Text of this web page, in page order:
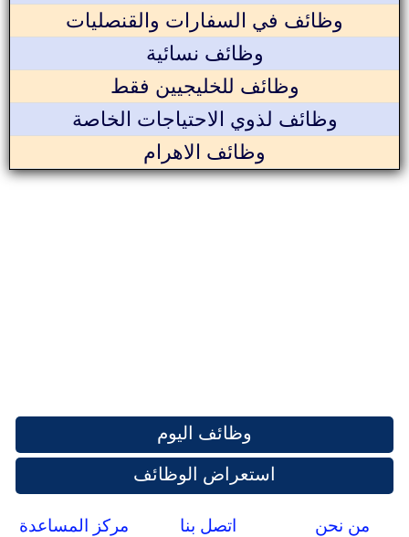
وظائف في السفارات والقنصليات
وظائف نسائية
وظائف للخليجيين فقط
وظائف لذوي الاحتياجات الخاصة
وظائف الاهرام
وظائف اليوم
استعراض الوظائف
من نحن اتصل بنا مركز المساعدة